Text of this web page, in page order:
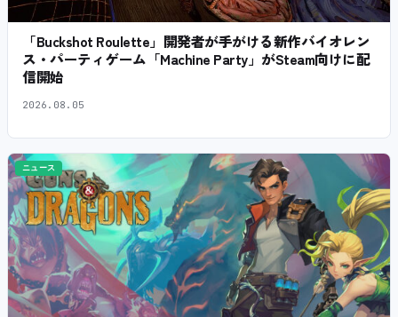
「Buckshot Roulette」開発者が手がける新作バイオレン
ス・パーティゲーム「Machine Party」がSteam向けに配
信開始
2026.08.05
ニュース